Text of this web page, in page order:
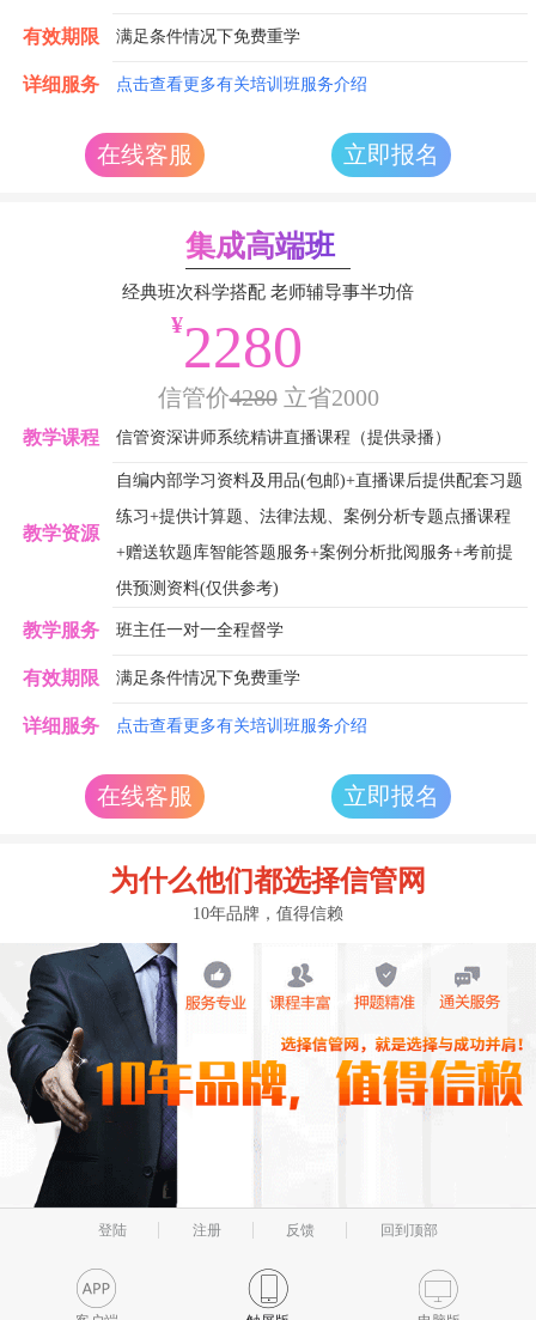
有效期限 满足条件情况下免费重学
详细服务 点击查看更多有关培训班服务介绍
在线客服 立即报名
集成高端班
经典班次科学搭配 老师辅导事半功倍
¥2280
信管价4280立省2000
教学课程 信管资深讲师系统精讲直播课程（提供录播）
教学资源
自编内部学习资料及用品(包邮)+直播课后提供配套习题
练习+提供计算题、法律法规、案例分析专题点播课程
+赠送软题库智能答题服务+案例分析批阅服务+考前提
供预测资料(仅供参考)
教学服务 班主任一对一全程督学
有效期限 满足条件情况下免费重学
详细服务 点击查看更多有关培训班服务介绍
在线客服 立即报名
为什么他们都选择信管网
10年品牌，值得信赖
登陆 注册 反馈 回到顶部